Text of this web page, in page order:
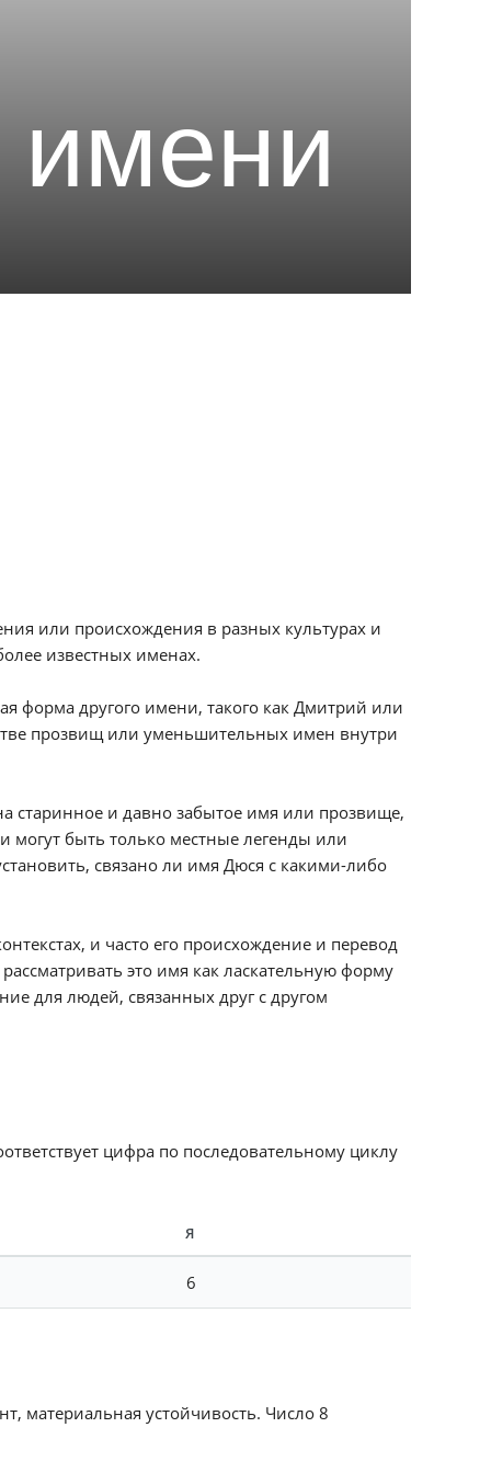
или происхождения в разных культурах и
известных именах.
форма другого имени, такого как Дмитрий или
прозвищ или уменьшительных имен внутри
старинное и давно забытое имя или прозвище,
быть только местные легенды или
связано ли имя Дюся с какими-либо
и часто его происхождение и перевод
это имя как ласкательную форму
для людей, связанных друг с другом
цифра по последовательному циклу
Я
6
материальная устойчивость. Число 8